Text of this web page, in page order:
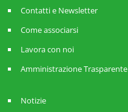
Contatti e Newsletter
Come associarsi
Lavora con noi
Amministrazione Trasparente
Notizie